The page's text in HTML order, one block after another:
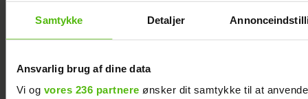
Samtykke Detaljer
Ansvarlig brug af dine data
Vi og vores 236 partnere ønsker dit samtykke til at